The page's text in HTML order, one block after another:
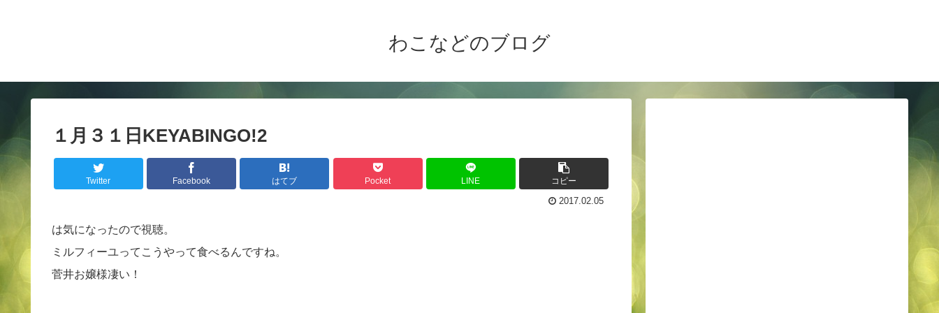
わこなどのブログ
１月３１日KEYABINGO!2
Twitter Facebook はてブ Pocket LINE コピー
2017.02.05
は気になったので視聴。
ミルフィーユってこうやって食べるんですね。
菅井お嬢様凄い！